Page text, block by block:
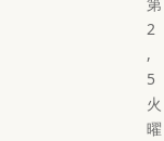
2
,
5
火
曜